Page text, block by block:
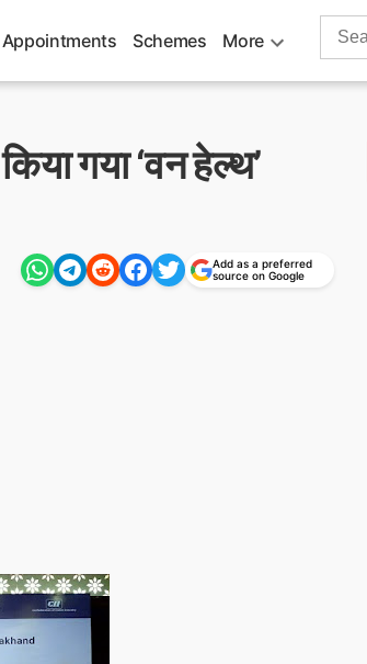
Appointments Schemes More
Search
गया ‘वन हेल्थ’
Add as a preferred
source on Google